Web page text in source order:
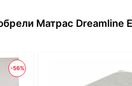
Матрас Dreamline
-56%